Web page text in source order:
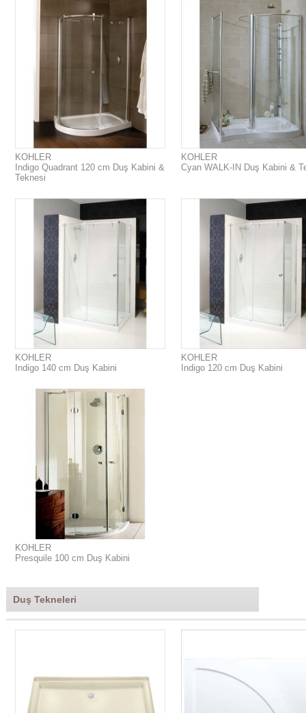
KOHLER
Indigo Quadrant 120 cm Duş Kabini &
Teknesi
KOHLER
Cyan WALK-IN Duş Kabini &
KOHLER
Indigo 140 cm Duş Kabini
KOHLER
Indigo 120 cm Duş Kabini
KOHLER
Presquile 100 cm Duş Kabini
Duş Tekneleri